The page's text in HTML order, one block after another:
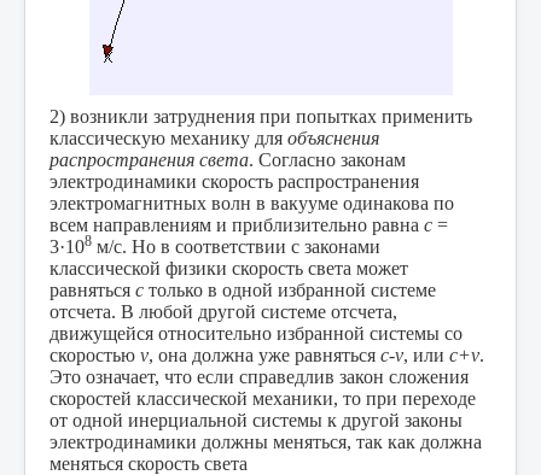
2) возникли затруднения при попытках применить
классическую механику для объяснения
распространения света. Согласно законам
электродинамики скорость распространения
электромагнитных волн в вакууме одинакова по
всем направлениям и приблизительно равна с =
3·108 м/с. Но в соответствии с законами
классической физики скорость света может
равняться с только в одной избранной системе
отсчета. В любой другой системе отсчета,
движущейся относительно избранной системы со
скоростью v, она должна уже равняться c-v, или c+v.
Это означает, что если справедлив закон сложения
скоростей классической механики, то при переходе
от одной инерциальной системы к другой законы
электродинамики должны меняться, так как должна
меняться скорость света